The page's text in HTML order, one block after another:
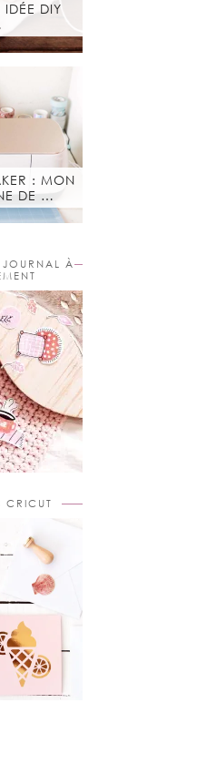
DIY
: MON
DE …
JOURNAL À
CRICUT